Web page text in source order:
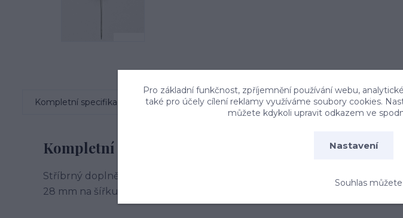
Kompletní specifikace Komentáře 0
Kompletní specifikace
Stříbrný doplněk - jehla s parožím. Materiál je stříbro 925/1000. Rozměr
28 mm na šířku. Celkový rozměr včetně jehly je 51 mm. Orientační váha je
Pro základní funkčnost, zpříjemnění používání webu,
také pro účely cílení reklamy využíváme soubory cookies.
můžete kdykoli upravit odkazem ve
Nastavení
Souhlas